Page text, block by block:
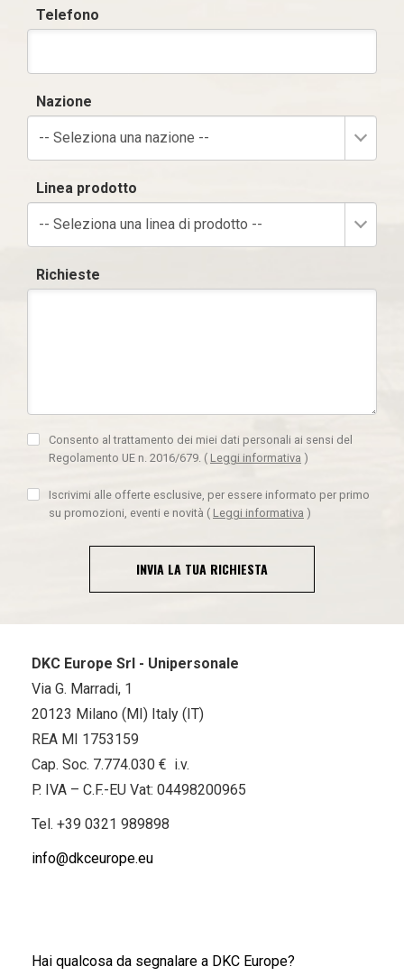
Telefono
Nazione
-- Seleziona una nazione --
Linea prodotto
-- Seleziona una linea di prodotto --
Richieste
Consento al trattamento dei miei dati personali ai sensi del
Regolamento UE n. 2016/679. ( Leggi informativa )
Iscrivimi alle offerte esclusive, per essere informato per primo
su promozioni, eventi e novità ( Leggi informativa )
INVIA LA TUA RICHIESTA
DKC Europe Srl - Unipersonale
Via G. Marradi, 1
20123 Milano (MI) Italy (IT)
REA MI 1753159
Cap. Soc. 7.774.030 € i.v.
P. IVA – C.F.-EU Vat: 04498200965
Tel. +39 0321 989898
info@dkceurope.eu
Hai qualcosa da segnalare a DKC Europe?